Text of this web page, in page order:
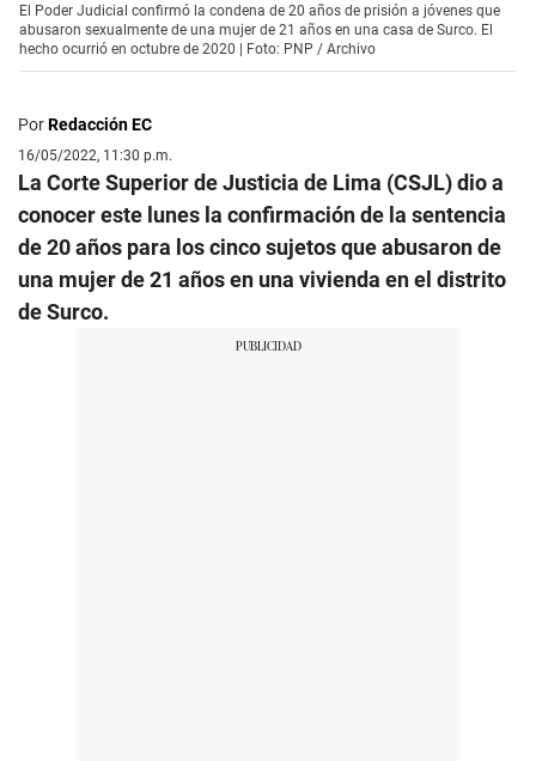
El Poder Judicial confirmó la condena de 20 años de prisión a jóvenes que
abusaron sexualmente de una mujer de 21 años en una casa de Surco. El
hecho ocurrió en octubre de 2020 | Foto: PNP / Archivo
PorRedacción EC
16/05/2022, 11:30 p.m.
La Corte Superior de Justicia de Lima (CSJL) dio a
conocer este lunes la confirmación de la sentencia
de 20 años para los cinco sujetos que abusaron de
una mujer de 21 años en una vivienda en el distrito
de Surco.